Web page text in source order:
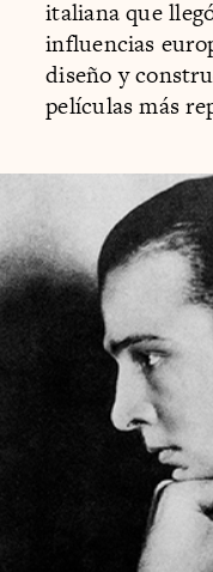
italiana que
influencias
diseño y
películas más